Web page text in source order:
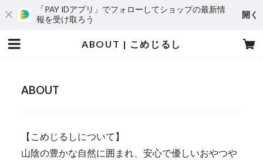
「PAY IDアプリ」でフォローしてショップの最新情
報を受け取ろう
開く
ABOUT | こめじるし
ABOUT
【こめじるしについて】
山陰の豊かな自然に囲まれ、安心で優しいおやつや